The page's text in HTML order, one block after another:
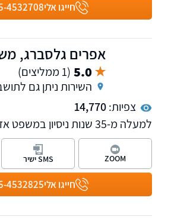
חייגו אלי4532708
אפרים גלסברג,
5.0 (1 ממליצים)
השירות ניתן גם
צפיות:14,770
למעלה מ-35 שנות ניסיון במשפט
בתחומים: נזקי גוף, רשלנות
דיני עבודה, ימאות, משפט רומני
בקבלת דרכון רומני.
חייגו אלי4532825
ZOOM SMS ישיר